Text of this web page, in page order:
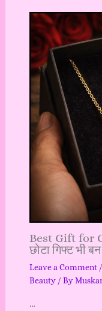
Best Gift for
छोटा गिफ्ट भी
Leave a Comment /
Beauty/ By
…